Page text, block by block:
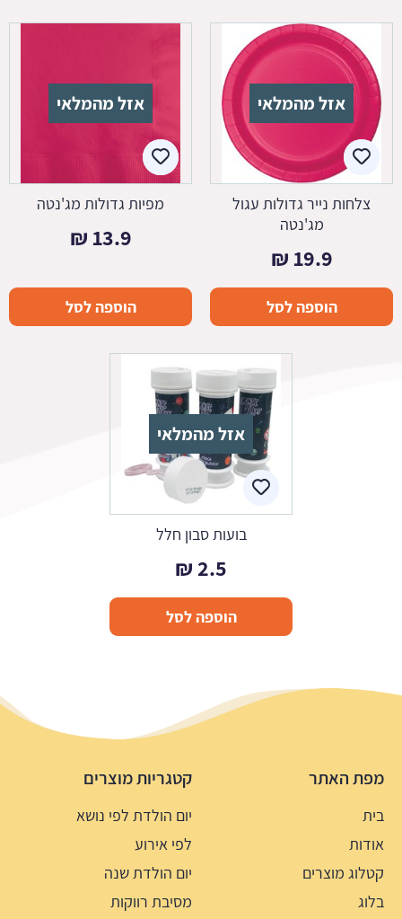
אזל מהמלאי
צלחות נייר גדולות עגול
מג'נטה
19.9
₪
הוספה לסל
אזל מהמלאי
מפיות גדולות מג'נטה
13.9
₪
הוספה לסל
אזל מהמלאי
בועות סבון חלל
2.5
₪
הוספה לסל
מפת האתר
בית
אודות
קטלוג מוצרים
בלוג
קטגריות מוצרים
יום הולדת לפי נושא
לפי אירוע
יום הולדת שנה
מסיבת רווקות